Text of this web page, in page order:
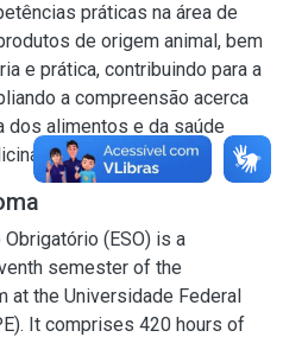
práticas na área de
de origem animal, bem
e prática, contribuindo para a
a compreensão acerca
dos alimentos e da saúde
Veterinária.
(ESO) is a
semester of the
at the Universidade Federal
It comprises 420 hours of